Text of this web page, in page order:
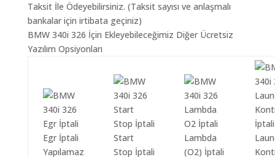
Taksit İle Ödeyebilirsiniz. (Taksit sayısı ve anlaşmalı
bankalar için irtibata geçiniz)
BMW 340i 326 İçin Ekleyebileceğimiz Diğer Ücretsiz
Yazılım Opsiyonları
Egr İptali
Yapılamaz
Start
Stop İptali
Lambda
(O2) İptali